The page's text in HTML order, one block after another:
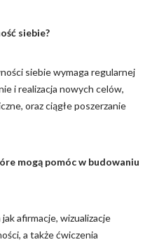
siebie?
siebie wymaga regularnej
i realizacja nowych celów,
oraz ciągłe poszerzanie
mogą pomóc w budowaniu
afirmacje, wizualizacje
a także ćwiczenia